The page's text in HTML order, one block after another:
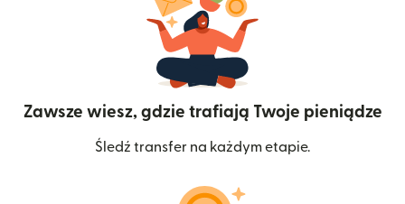
Zawsze wiesz, gdzie trafiają Twoje pieniądze
Śledź transfer na każdym etapie.